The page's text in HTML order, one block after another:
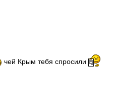
чей Крым тебя спросили